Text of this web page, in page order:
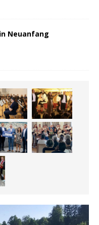
Neuanfang